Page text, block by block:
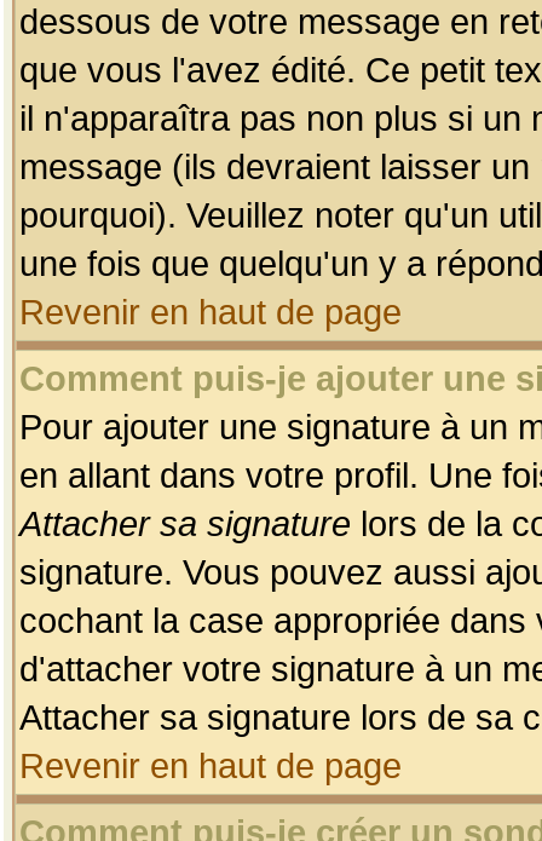
dessous de votre message en
que vous l'avez édité. Ce petit
il n'apparaîtra pas non plus si un
message (ils devraient laisser
pourquoi). Veuillez noter qu'un
une fois que quelqu'un y a
Revenir en haut de page
Comment puis-je ajouter une
Pour ajouter une signature à un
en allant dans votre profil. Une
Attacher sa signature lors de la
signature. Vous pouvez aussi
cochant la case appropriée
d'attacher votre signature à un
Attacher sa signature lors de sa
Revenir en haut de page
Comment puis-je créer un